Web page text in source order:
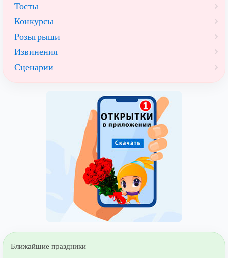
Тосты
Конкурсы
Розыгрыши
Извинения
Сценарии
Ближайшие праздники